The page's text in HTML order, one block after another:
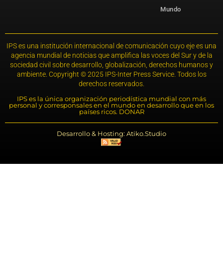
Mundo
IPS es una institución internacional de comunicación cuyo eje es una
agencia mundial de noticias que amplifica las voces del Sur y de la
sociedad civil sobre desarrollo, globalización, derechos humanos y
ambiente. Copyright © 2025 IPS-Inter Press Service. Todos los
derechos reservados.
IPS es la única organización periodística mundial con más
personal y corresponsales en el mundo en desarrollo que en los
países ricos. DONAR
Desarrollo & Hosting: Atiko.Studio